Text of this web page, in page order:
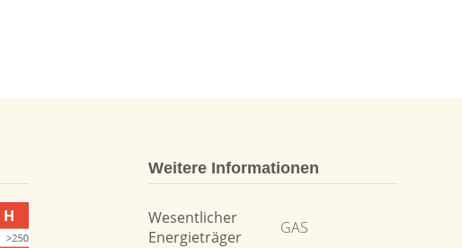
Weitere Informationen
Wesentlicher
Energieträger
GAS